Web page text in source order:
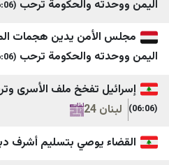
هاشتاغ سوريا
اقتصاد سوريا
كوزال
ليفانت نيوز
والحكومة ترحب (06:06)
الصحوة
يدين هجمات المليشيا ويجدد
والحكومة ترحب (06:06)
الصحوة
تفخخ ملف الأسرى وترفع السقف
بتسليم أشرف دبور (06:06)